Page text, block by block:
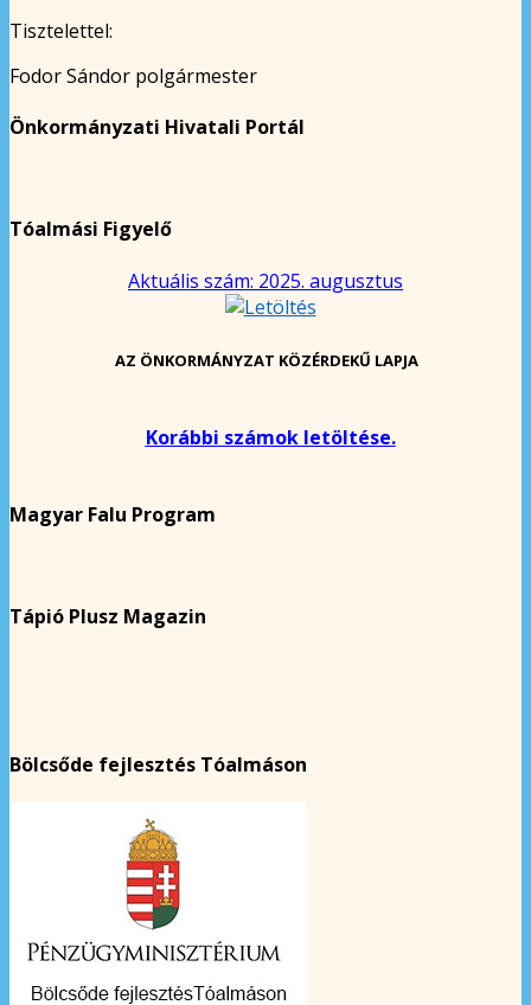
Tisztelettel:
Fodor Sándor polgármester
Önkormányzati Hivatali Portál
Tóalmási Figyelő
Aktuális szám: 2025. augusztus
AZ ÖNKORMÁNYZAT KÖZÉRDEKŰ LAPJA
Korábbi számok letöltése.
Magyar Falu Program
Tápió Plusz Magazin
Bölcsőde fejlesztés Tóalmáson